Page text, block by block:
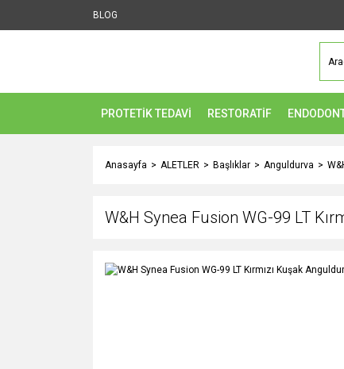
BLOG
PROTETİK TEDAVİ RESTORATİF
Anasayfa ALETLER Başlıklar Anguldurva
W&H Synea Fusion WG-99 LT